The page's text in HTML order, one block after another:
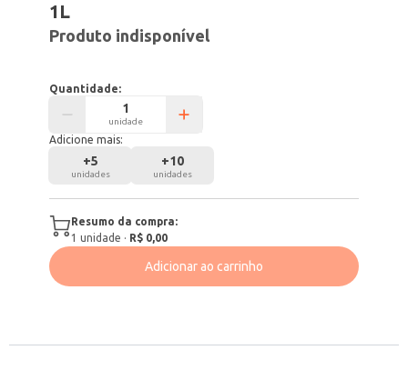
1L
Produto indisponível
Quantidade:
unidade
Adicione mais:
+5
unidades
+10
unidades
Resumo da compra:
1 unidade · R$ 0,00
Adicionar ao carrinho